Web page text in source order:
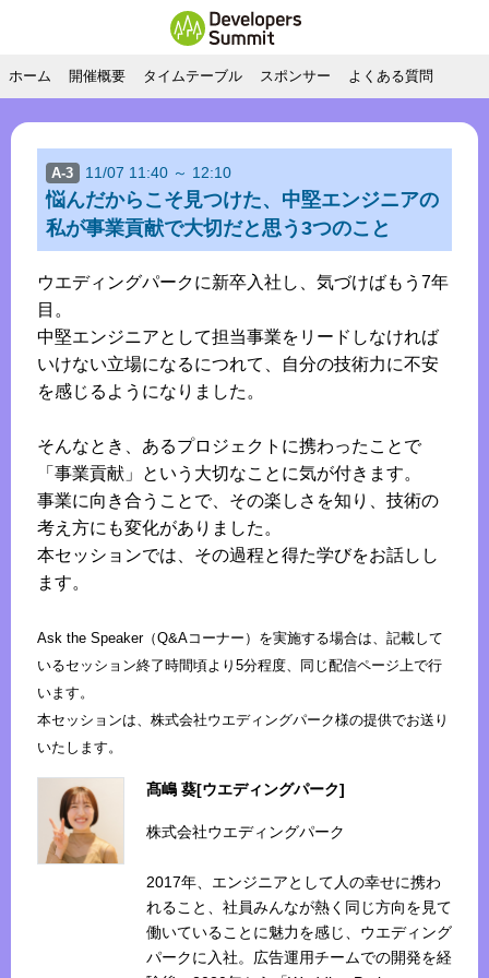
ホーム 開催概要 タイムテーブル スポンサー よくある質問
A-3 11/07 11:40 ～ 12:10
悩んだからこそ見つけた、中堅エンジニアの
私が事業貢献で大切だと思う3つのこと
ウエディングパークに新卒入社し、気づけばもう7年
目。
中堅エンジニアとして担当事業をリードしなければ
いけない立場になるにつれて、自分の技術力に不安
を感じるようになりました。
そんなとき、あるプロジェクトに携わったことで
「事業貢献」という大切なことに気が付きます。
事業に向き合うことで、その楽しさを知り、技術の
考え方にも変化がありました。
本セッションでは、その過程と得た学びをお話しし
ます。
Ask the Speaker（Q&Aコーナー）を実施する場合は、記載して
いるセッション終了時間頃より5分程度、同じ配信ページ上で行
います。
本セッションは、株式会社ウエディングパーク様の提供でお送り
いたします。
髙嶋 葵[ウエディングパーク]
株式会社ウエディングパーク
2017年、エンジニアとして人の幸せに携わ
れること、社員みんなが熱く同じ方向を見て
働いていることに魅力を感じ、ウエディング
パークに入社。広告運用チームでの開発を経